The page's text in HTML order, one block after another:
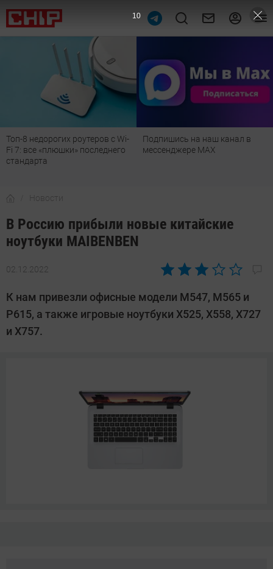
Топ-8 недорогих роутеров с Wi-
Fi 7: все «плюшки» последнего
стандарта
Подпишись на наш канал в
мессенджере МАХ
Новости
В Россию прибыли новые китайские
ноутбуки MAIBENBEN
02.12.2022
Автор:
Кошик
К нам привезли офисные модели M547, M565 и
P615, а также игровые ноутбуки X525, X558, X727
и Х757.
9